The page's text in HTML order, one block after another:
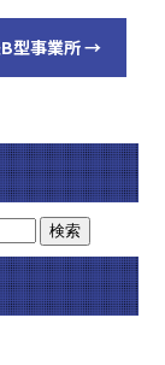
型事業所→